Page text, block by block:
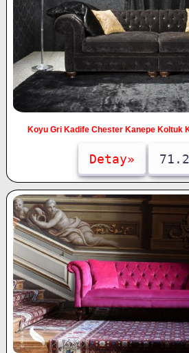
Koyu Gri Kadife Chester Kanepe Koltuk
Detay»